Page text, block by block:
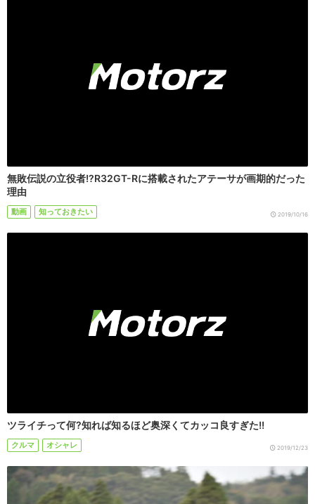
無敗伝説の立役者!?R32GT-Rに搭載されたアテーサが画期的だった
理由
動画 知っておきたい 2019/10/16
ツライチって何?知れば知るほど奥深くてカッコ良すぎた!!
クルマ オシャレ 2019/12/23